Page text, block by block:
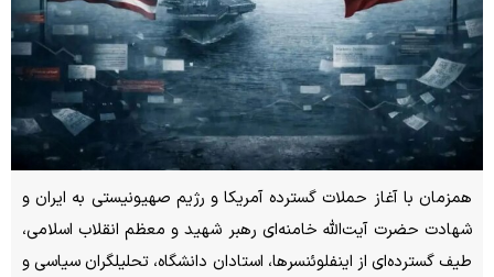
همزمان با آغاز حملات گسترده آمریکا و رژیم صهیونیستی به ایران و
شهادت حضرت آیت‌الله خامنه‌ای رهبر شهید و معظم انقلاب اسلامی،
طیف گسترده‌ای از اینفلوئنسرها، استادان دانشگاه، تحلیلگران سیاسی و